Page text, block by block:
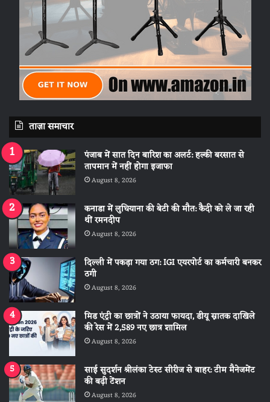
ताज़ा समाचार
पंजाब में सात दिन बारिश का अलर्ट: हल्की बरसात से
तापमान में नहीं होगा इजाफा
August 8, 2026
कनाडा में लुधियाना की बेटी की माैत: कैदी को ले जा रही
थीं रमनदीप
August 8, 2026
दिल्ली में पकड़ा गया ठग: IGI एयरपोर्ट का कर्मचारी बनकर
ठगी
August 8, 2026
मिड एंट्री का छात्रों ने उठाया फायदा, डीयू स्नातक दाखिले
की रेस में 2,589 नए छात्र शामिल
August 8, 2026
साई सुदर्शन श्रीलंका टेस्ट सीरीज से बाहर: टीम मैनेजमेंट
की बढ़ी टेंशन
August 8, 2026